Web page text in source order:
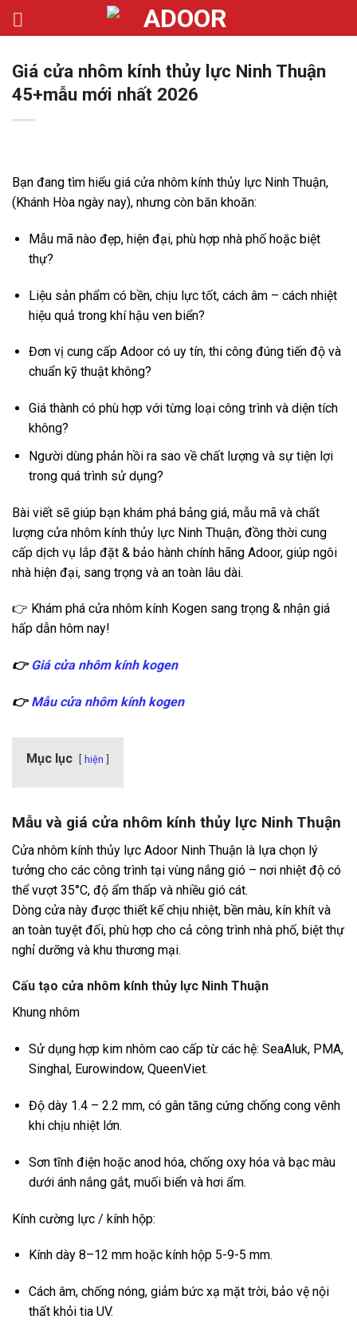
Bỏ
qua
dung
Giá cửa nhôm kính thủy lực Ninh Thuận
45+mẫu mới nhất 2026
Bạn đang tìm hiểu giá cửa nhôm kính thủy lực Ninh Thuận,
(Khánh Hòa ngày nay), nhưng còn băn khoăn:
Mẫu mã nào đẹp, hiện đại, phù hợp nhà phố hoặc biệt
thự?
Liệu sản phẩm có bền, chịu lực tốt, cách âm – cách nhiệt
hiệu quả trong khí hậu ven biển?
Đơn vị cung cấp Adoor có uy tín, thi công đúng tiến độ và
chuẩn kỹ thuật không?
Giá thành có phù hợp với từng loại công trình và diện tích
không?
Người dùng phản hồi ra sao về chất lượng và sự tiện lợi
trong quá trình sử dụng?
Bài viết sẽ giúp bạn khám phá bảng giá, mẫu mã và chất
lượng cửa nhôm kính thủy lực Ninh Thuận, đồng thời cung
cấp dịch vụ lắp đặt & bảo hành chính hãng Adoor, giúp ngôi
nhà hiện đại, sang trọng và an toàn lâu dài.
👉 Khám phá cửa nhôm kính Kogen sang trọng & nhận giá
hấp dẫn hôm nay!
👉 Giá cửa nhôm kính kogen
👉 Mẫu cửa nhôm kính kogen
Mục lục hiện
Mẫu và giá cửa nhôm kính thủy lực Ninh Thuận
Cửa nhôm kính thủy lực Adoor Ninh Thuận là lựa chọn lý
tưởng cho các công trình tại vùng nắng gió – nơi nhiệt độ có
thể vượt 35°C, độ ẩm thấp và nhiều gió cát.
Dòng cửa này được thiết kế chịu nhiệt, bền màu, kín khít và
an toàn tuyệt đối, phù hợp cho cả công trình nhà phố, biệt thự
nghỉ dưỡng và khu thương mại.
Cấu tạo cửa nhôm kính thủy lực Ninh Thuận
Khung nhôm
Sử dụng hợp kim nhôm cao cấp từ các hệ: SeaAluk, PMA,
Singhal, Eurowindow, QueenViet.
Độ dày 1.4 – 2.2 mm, có gân tăng cứng chống cong vênh
khi chịu nhiệt lớn.
Sơn tĩnh điện hoặc anod hóa, chống oxy hóa và bạc màu
dưới ánh nắng gắt, muối biển và hơi ẩm.
Kính cường lực / kính hộp:
Kính dày 8–12 mm hoặc kính hộp 5-9-5 mm.
Cách âm, chống nóng, giảm bức xạ mặt trời, bảo vệ nội
thất khỏi tia UV.